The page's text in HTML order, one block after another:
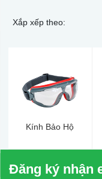
Xắp xếp theo:
Kính Bảo Hộ
Đăng ký nhận